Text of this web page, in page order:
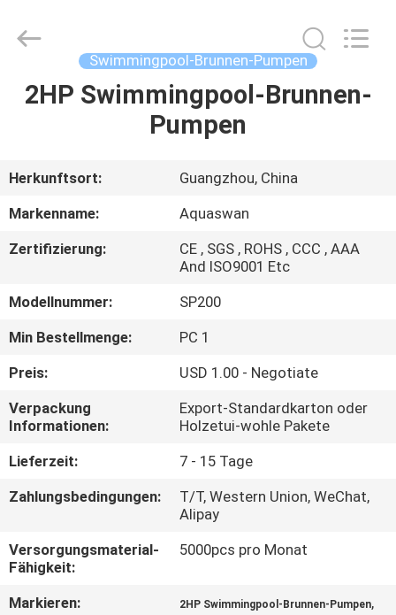
HAUS
ÜBER
UNS
FABRIK-
AUSFLUG
QUALITÄTSKONTROLLE
TRETEN
SIE
MIT
IN
co,.ltd.
Swimmingpool-Brunnen-Pumpen
2HP Swimmingpool-Brunnen-
Pumpen
Herkunftsort:
Guangzhou, China
Markenname:
Aquaswan
Zertifizierung:
CE , SGS , ROHS , CCC , AAA
And ISO9001 Etc
Modellnummer:
SP200
Min Bestellmenge:
PC 1
Preis:
USD 1.00 - Negotiate
Verpackung
Informationen:
Export-Standardkarton oder
Holzetui-wohle Pakete
Lieferzeit:
7 - 15 Tage
Zahlungsbedingungen:
T/T, Western Union, WeChat,
Alipay
Versorgungsmaterial-
Fähigkeit:
5000pcs pro Monat
Markieren: 2HP Swimmingpool-Brunnen-Pumpen,